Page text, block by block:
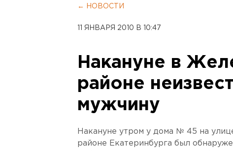
← НОВОСТИ
11 ЯНВАРЯ 2010 В 10:47
Накануне в
районе
мужчину
Накануне утром у дома № 45 на
районе Екатеринбурга был